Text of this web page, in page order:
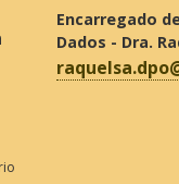
Encarregado
Dados - Dra.